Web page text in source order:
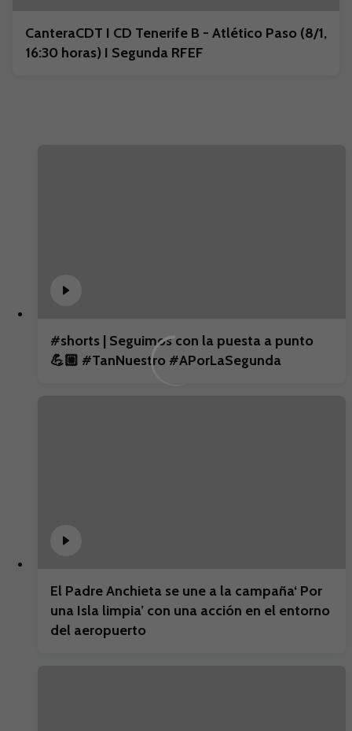
CanteraCDT I CD Tenerife B - Atlético Paso (8/1,
16:30 horas) I Segunda RFEF
#shorts | Seguimos con la puesta a punto
💪🏼 #TanNuestro #APorLaSegunda
El Padre Anchieta se une a la campaña‘ Por
una Isla limpia’ con una acción en el entorno
del aeropuerto